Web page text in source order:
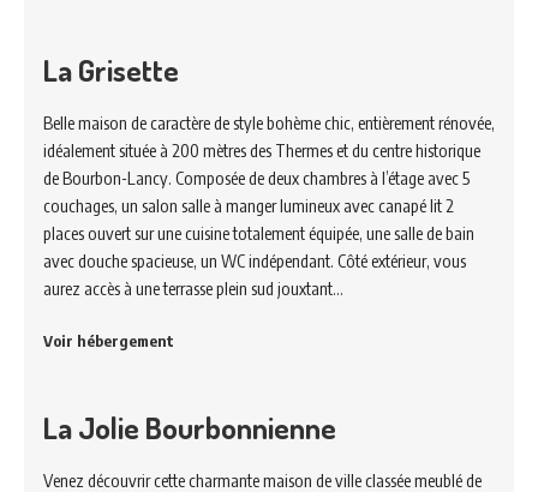
La Grisette
Belle maison de caractère de style bohème chic, entièrement rénovée,
idéalement située à 200 mètres des Thermes et du centre historique
de Bourbon-Lancy. Composée de deux chambres à l’étage avec 5
couchages, un salon salle à manger lumineux avec canapé lit 2
places ouvert sur une cuisine totalement équipée, une salle de bain
avec douche spacieuse, un WC indépendant. Côté extérieur, vous
aurez accès à une terrasse plein sud jouxtant…
Voir hébergement
La Jolie Bourbonnienne
Venez découvrir cette charmante maison de ville classée meublé de